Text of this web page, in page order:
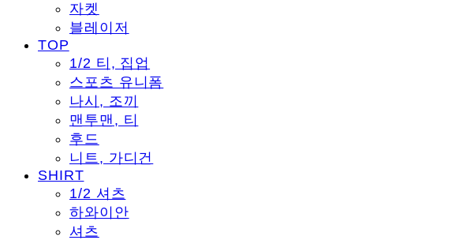
자켓
블레이저
TOP
1/2 티, 집업
스포츠 유니폼
나시, 조끼
맨투맨, 티
후드
니트, 가디건
SHIRT
1/2 셔츠
하와이안
셔츠